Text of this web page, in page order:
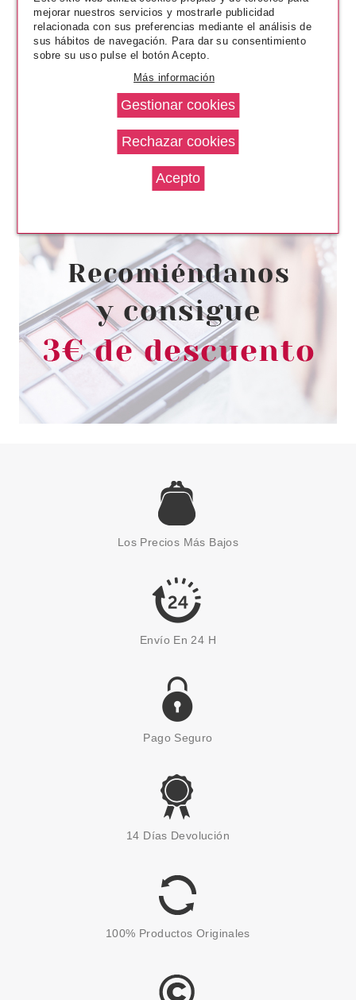
CLARINS
ML
Pvr 130.00€
-39%
desde
79.35€
CLARINS
CLARINS DOUBLE SERUM 9 75
ML
107.50€
CLARINS
ML
78.50€
Los Precios Más Bajos
Envío En 24 H
Pago Seguro
14 Días Devolución
100% Productos Originales
mejorar nuestros servicios y mostrarle publicidad
relacionada con sus preferencias mediante el análisis de
sus hábitos de navegación. Para dar su consentimiento
sobre su uso pulse el botón Acepto.
Más información